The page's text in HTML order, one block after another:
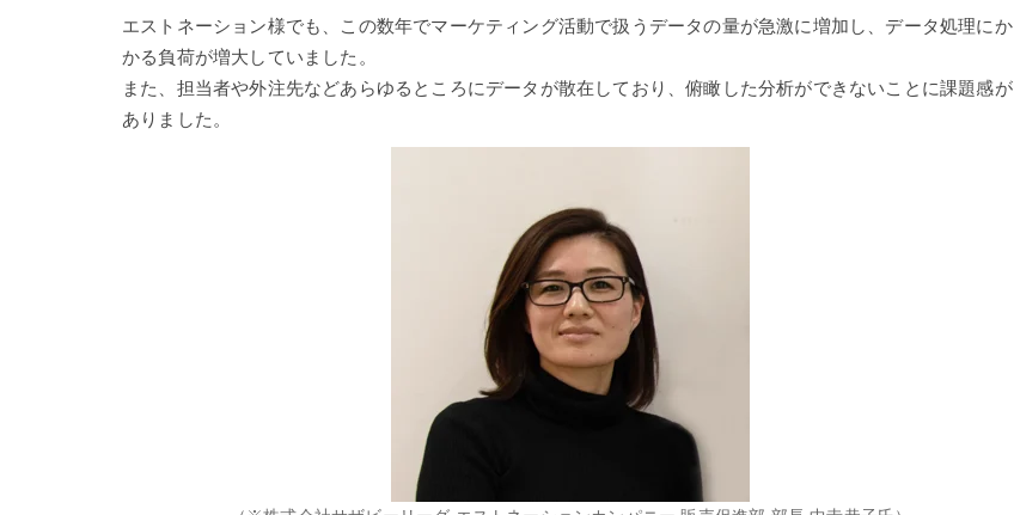
エストネーション様でも、この数年でマーケティング活動で扱うデータの量が急激に増加し、データ処理にか
かる負荷が増大していました。
また、担当者や外注先などあらゆるところにデータが散在しており、俯瞰した分析ができないことに課題感が
ありました。